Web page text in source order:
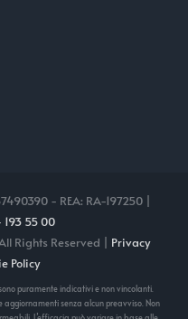
- REA: RA-197250 |
55 00
Rights Reserved | Privacy
Policy
puramente indicativi e non vincolanti.
senza alcun preavviso. Non